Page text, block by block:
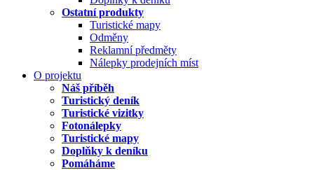
Ostatní produkty
Turistické mapy
Odměny
Reklamní předměty
Nálepky prodejních míst
O projektu
Náš příběh
Turistický deník
Turistické vizitky
Fotonálepky
Turistické mapy
Doplňky k deníku
Pomáháme